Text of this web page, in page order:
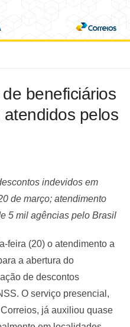
Sala de
beneficiários
pelos
indevidos em
de março; atendimento
5 mil agências pelo Brasil
feira (20) o atendimento a
a abertura do
de descontos
O serviço presencial,
já auxiliou quase